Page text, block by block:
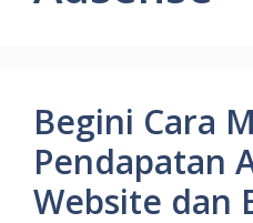
Begini Cara
Pendapatan
Website dan